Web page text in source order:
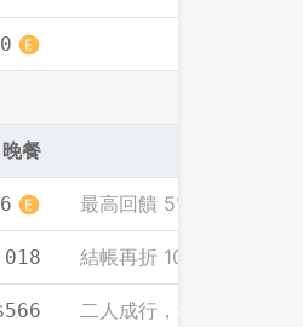
0
晚餐
最高回饋 5% EZCASH
結帳再折 10%（單筆需滿
二人成行，第二人餐標免